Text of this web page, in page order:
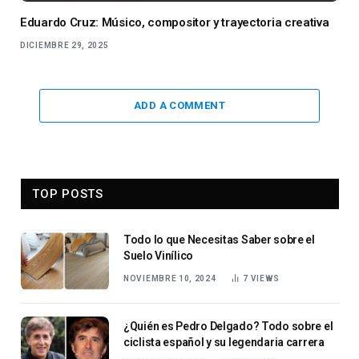
Eduardo Cruz: Músico, compositor y trayectoria creativa
DICIEMBRE 29, 2025
ADD A COMMENT
TOP POSTS
Todo lo que Necesitas Saber sobre el
Suelo Vinílico
NOVIEMBRE 10, 2024 7 VIEWS
¿Quién es Pedro Delgado? Todo sobre el
ciclista español y su legendaria carrera